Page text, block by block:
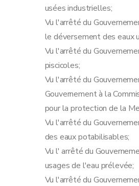
usées industrielles;
Vu l'arrêté du
le déversement des eaux
Vu l'arrêté du
piscicoles;
Vu l'arrêté du
Gouvernement à la
pour la protection de la
Vu l'arrêté du
des eaux potabilisables;
Vu l' arrêté du
usages de l'eau prélevée;
Vu l'arrêté du